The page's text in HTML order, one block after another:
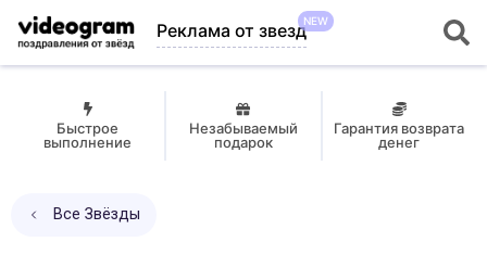
Реклама от звездNEW
Быстрое
выполнение
Незабываемый
подарок
Гарантия возврата
денег
Все Звёзды